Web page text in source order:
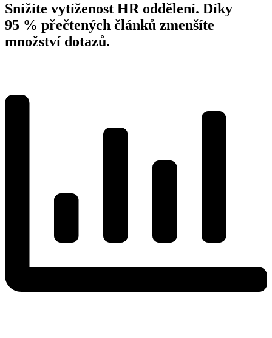
Snížíte vytíženost HR oddělení. Díky
95 % přečtených článků zmenšíte
množství dotazů.